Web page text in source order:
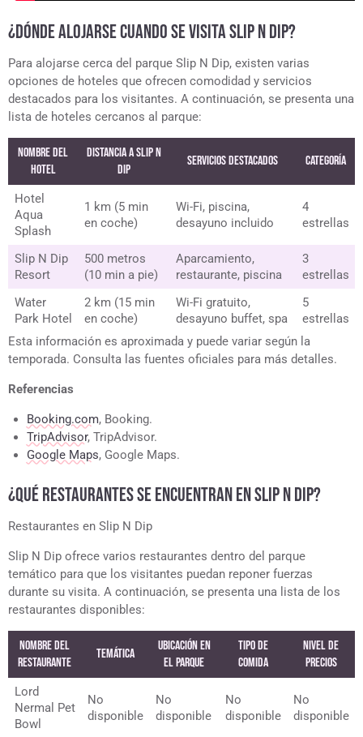
¿DÓNDE ALOJARSE CUANDO SE VISITA SLIP N DIP?
Para alojarse cerca del parque Slip N Dip, existen varias
opciones de hoteles que ofrecen comodidad y servicios
destacados para los visitantes. A continuación, se presenta una
lista de hoteles cercanos al parque:
Nombre del
Hotel
Distancia a Slip N
Dip
Servicios Destacados Categoría
Hotel
Aqua
Splash
1 km (5 min
en coche)
Wi-Fi, piscina,
desayuno incluido
4
estrellas
Slip N Dip
Resort
500 metros
(10 min a pie)
Aparcamiento,
restaurante, piscina
3
estrellas
Water
Park Hotel
2 km (15 min
en coche)
Wi-Fi gratuito,
desayuno buffet, spa
5
estrellas
Esta información es aproximada y puede variar según la
temporada. Consulta las fuentes oficiales para más detalles.
Referencias
Booking.com, Booking.
TripAdvisor, TripAdvisor.
Google Maps, Google Maps.
¿QUÉ RESTAURANTES SE ENCUENTRAN EN SLIP N DIP?
Restaurantes en Slip N Dip
Slip N Dip ofrece varios restaurantes dentro del parque
temático para que los visitantes puedan reponer fuerzas
durante su visita. A continuación, se presenta una lista de los
restaurantes disponibles:
Nombre del
Restaurante
Temática
Ubicación en
el Parque
Tipo de
Comida
Nivel de
precios
Lord
Nermal Pet
Bowl
No
disponible
No
disponible
No
disponible
No
disponible